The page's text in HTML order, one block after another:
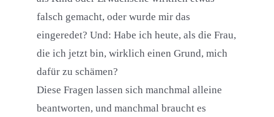
falsch gemacht, oder wurde mir das
eingeredet? Und: Habe ich heute, als die Frau,
die ich jetzt bin, wirklich einen Grund, mich
dafür zu schämen?
Diese Fragen lassen sich manchmal alleine
beantworten, und manchmal braucht es